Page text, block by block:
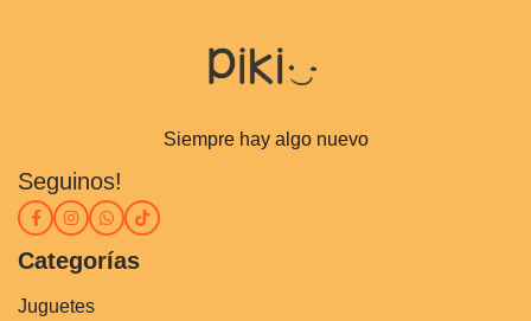
Siempre hay algo nuevo
Seguinos!
Categorías
Juguetes